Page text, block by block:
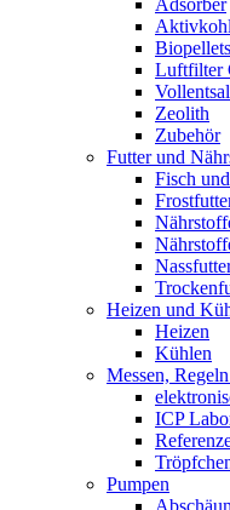
Biopellets
Luftfilter
Zeolith
Zubehör
Futter und
Fisch
Heizen und
Heizen
Kühlen
Messen,
ICP
Pumpen